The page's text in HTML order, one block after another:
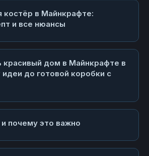
костёр в Майнкрафте:
и все нюансы
красивый дом в Майнкрафте в
до готовой коробки с
почему это важно